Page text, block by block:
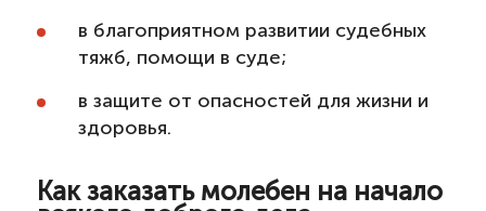
в благоприятном развитии судебных
тяжб, помощи в суде;
в защите от опасностей для жизни и
здоровья.
Как заказать молебен на начало